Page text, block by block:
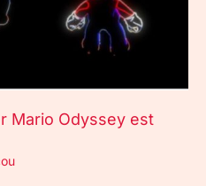
Mario Odyssey est